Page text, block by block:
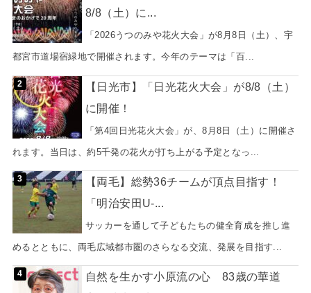
8/8（土）に...
「2026うつのみや花火大会」が8月8日（土）、宇
都宮市道場宿緑地で開催されます。今年のテーマは「百...
【日光市】「日光花火大会」が8/8（土）
に開催！
「第4回日光花火大会」が、8月8日（土）に開催さ
れます。当日は、約5千発の花火が打ち上がる予定となっ...
【両毛】総勢36チームが頂点目指す！
「明治安田U-...
サッカーを通して子どもたちの健全育成を推し進
めるとともに、両毛広域都市圏のさらなる交流、発展を目指す...
自然を生かす小原流の心 83歳の華道